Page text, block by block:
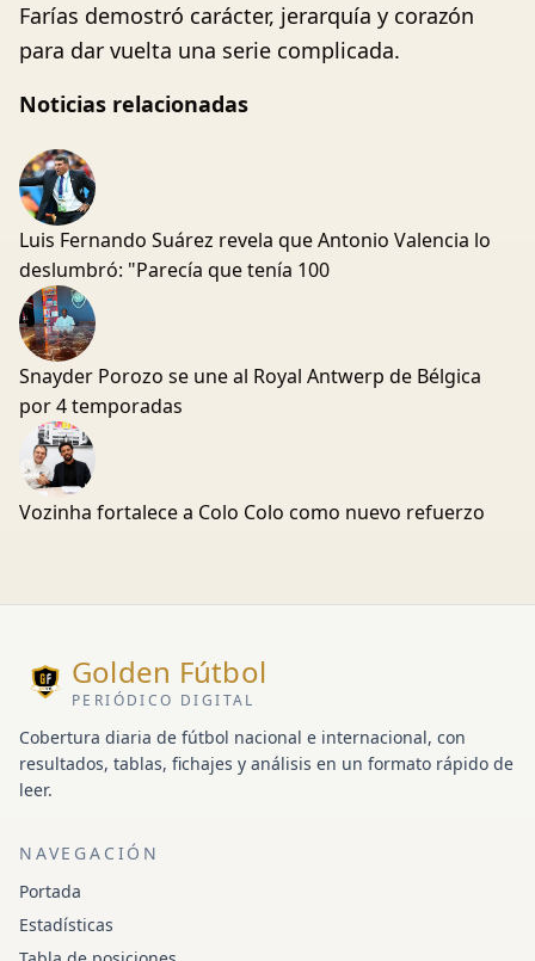
Farías demostró carácter, jerarquía y corazón
para dar vuelta una serie complicada.
Noticias relacionadas
Luis Fernando Suárez revela que Antonio Valencia lo
deslumbró: "Parecía que tenía 100
Snayder Porozo se une al Royal Antwerp de Bélgica
por 4 temporadas
Vozinha fortalece a Colo Colo como nuevo refuerzo
Golden Fútbol
PERIÓDICO DIGITAL
Cobertura diaria de fútbol nacional e internacional, con
resultados, tablas, fichajes y análisis en un formato rápido de
leer.
NAVEGACIÓN
Portada
Estadísticas